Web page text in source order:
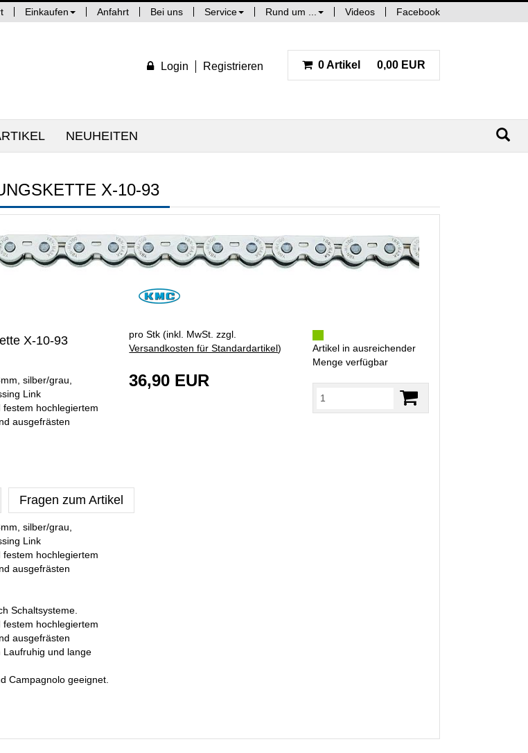
Einkaufen Anfahrt Bei uns Service Rund um ... Videos Facebook
Login Registrieren 0 Artikel 0,00 EUR
NEUHEITEN
X-10-93
X-10-93
silber/grau,
Link
hochlegiertem
ausgefrästen
pro Stk (inkl. MwSt. zzgl.
Versandkosten für Standardartikel)
36,90 EUR
Artikel in ausreichender
Menge verfügbar
Fragen zum Artikel
silber/grau,
Link
hochlegiertem
ausgefrästen
Schaltsysteme.
hochlegiertem
ausgefrästen
Laufruhig und lange
Campagnolo geeignet.